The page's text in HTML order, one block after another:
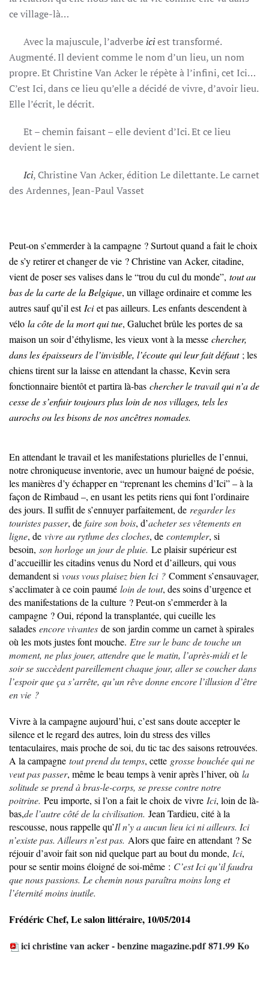
ce village-là…
Avec la majuscule, l’adverbe iciest transformé.
Augmenté. Il devient comme le nom d’un lieu, un nom
propre. Et Christine Van Acker le répète à l’infini, cet Ici…
C’est Ici, dans ce lieu qu’elle a décidé de vivre, d’avoir lieu.
Elle l’écrit, le décrit.
Et – chemin faisant – elle devient d’Ici. Et ce lieu
devient le sien.
Ici, Christine Van Acker, édition Le dilettante. Le carnet
des Ardennes, Jean-Paul Vasset
Peut-on s’emmerder à la campagne ? Surtout quand a fait le choix
de s’y retirer et changer de vie ? Christine van Acker, citadine,
vient de poser ses valises dans le “trou du cul du monde”, tout au
bas de la carte de la Belgique, un village ordinaire et comme les
autres sauf qu’il est Iciet pas ailleurs. Les enfants descendent à
vélo la côte de la mort qui tue, Galuchet brûle les portes de sa
maison un soir d’éthylisme, les vieux vont à la messe chercher,
dans les épaisseurs de l’invisible, l’écoute qui leur fait défaut ; les
chiens tirent sur la laisse en attendant la chasse, Kevin sera
fonctionnaire bientôt et partira là-bas chercher le travail qui n’a de
cesse de s’enfuir toujours plus loin de nos villages, tels les
aurochs ou les bisons de nos ancêtres nomades.
En attendant le travail et les manifestations plurielles de l’ennui,
notre chroniqueuse inventorie, avec un humour baigné de poésie,
les manières d’y échapper en “reprenant les chemins d’Ici” – à la
façon de Rimbaud –, en usant les petits riens qui font l’ordinaire
des jours. Il suffit de s’ennuyer parfaitement, de regarder les
touristes passer, de faire son bois, d’acheter ses vêtements en
ligne, de vivre au rythme des cloches, de contempler, si
besoin, son horloge un jour de pluie. Le plaisir supérieur est
d’accueillir les citadins venus du Nord et d’ailleurs, qui vous
demandent si vous vous plaisez bien Ici ? Comment s’ensauvager,
s’acclimater à ce coin paumé loin de tout, des soins d’urgence et
des manifestations de la culture ? Peut-on s’emmerder à la
campagne ? Oui, répond la transplantée, qui cueille les
salades encore vivantes de son jardin comme un carnet à spirales
où les mots justes font mouche. Etre sur le banc de touche un
moment, ne plus jouer, attendre que le matin, l’après-midi et le
soir se succèdent pareillement chaque jour, aller se coucher dans
l’espoir que ça s’arrête, qu’un rêve donne encore l’illusion d’être
en vie ?
Vivre à la campagne aujourd’hui, c’est sans doute accepter le
silence et le regard des autres, loin du stress des villes
tentaculaires, mais proche de soi, du tic tac des saisons retrouvées.
A la campagne tout prend du temps, cette grosse bouchée qui ne
veut pas passer, même le beau temps à venir après l’hiver, où la
solitude se prend à bras-le-corps, se presse contre notre
poitrine. Peu importe, si l’on a fait le choix de vivre Ici, loin de là-
bas,de l’autre côté de la civilisation. Jean Tardieu, cité à la
rescousse, nous rappelle qu’Il n’y a aucun lieu ici ni ailleurs. Ici
n’existe pas. Ailleurs n’est pas. Alors que faire en attendant ? Se
réjouir d’avoir fait son nid quelque part au bout du monde, Ici,
pour se sentir moins éloigné de soi-même : C’est Ici qu’il faudra
que nous passions. Le chemin nous paraîtra moins long et
l’éternité moins inutile.
Frédéric Chef, Le salon littéraire, 10/05/2014
ici christine van acker - benzine magazine.pdf 871.99 Ko